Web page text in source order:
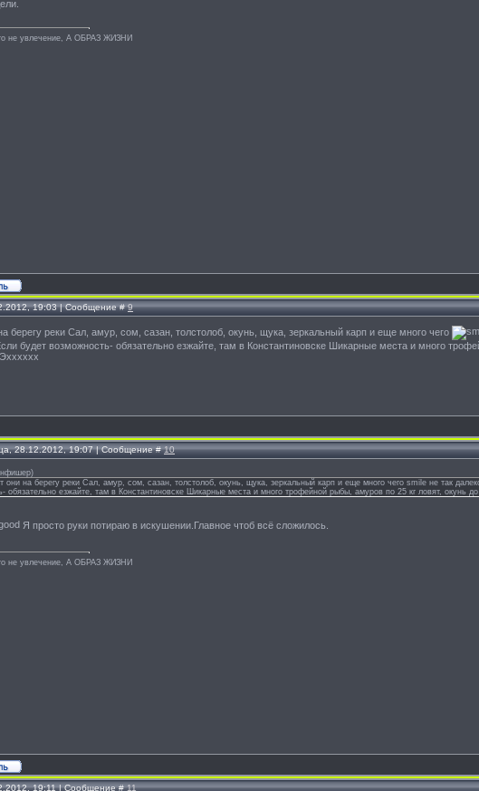
не увлечение, А ОБРАЗ ЖИЗНИ
19:03 | Сообщение #9
берегу реки Сал, амур, сом, сазан, толстолоб, окунь, щука, зеркальный карп и еще много чего
будет возможность- обязательно езжайте, там в Константиновске Шикарные места и много
28.12.2012, 19:07 | Сообщение #10
)
они на берегу реки Сал, амур, сом, сазан, толстолоб, окунь, щука, зеркальный карп и еще много чего smile не так
обязательно езжайте, там в Константиновске Шикарные места и много трофейной рыбы, амуров по 25 кг ловят, окунь
Я просто руки потираю в искушении.Главное чтоб всё сложилось.
не увлечение, А ОБРАЗ ЖИЗНИ
19:11 | Сообщение #11